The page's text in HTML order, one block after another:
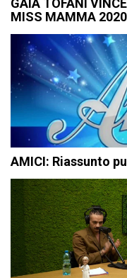
GAIA TOFANI
MISS MAMMA
AMICI: Riassunto